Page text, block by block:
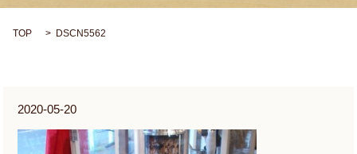
TOP DSCN5562
2020-05-20